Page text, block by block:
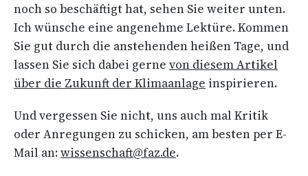
noch so beschäftigt hat, sehen Sie weiter unten.
Ich wünsche eine angenehme Lektüre. Kommen
Sie gut durch die anstehenden heißen Tage, und
lassen Sie sich dabei gerne von diesem Artikel
über die Zukunft der Klimaanlage inspirieren.
Und vergessen Sie nicht, uns auch mal Kritik
oder Anregungen zu schicken, am besten per E-
Mail an:wissenschaft@faz.de.